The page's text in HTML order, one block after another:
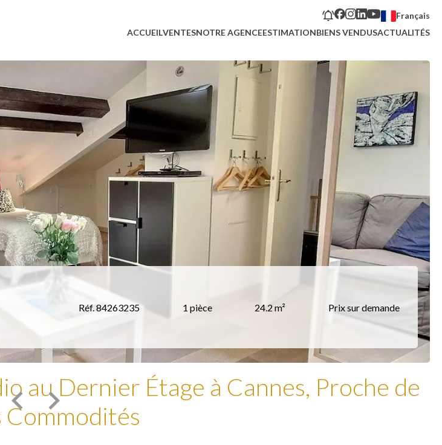
Français
ACCUEILVENTESNOTRE AGENCEESTIMATIONBIENS VENDUSACTUALITÉS
Réf. 84263235 1 pièce 24.2 m² Prix sur demande
au Dernier Étage à Cannes, Proche de
Commodités